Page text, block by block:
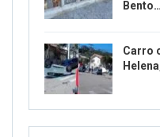
Bento…
Carro